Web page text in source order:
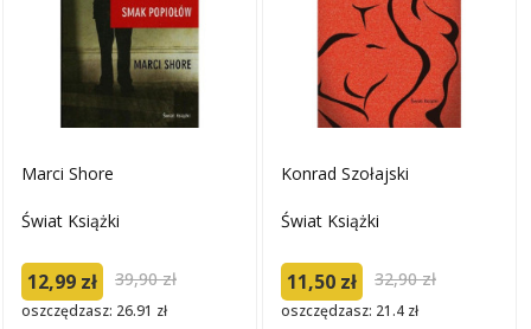
Marci Shore
Świat Książki
12,99 zł 39,90 zł
oszczędzasz: 26.91 zł
Konrad Szołajski
Świat Książki
11,50 zł 32,90 zł
oszczędzasz: 21.4 zł